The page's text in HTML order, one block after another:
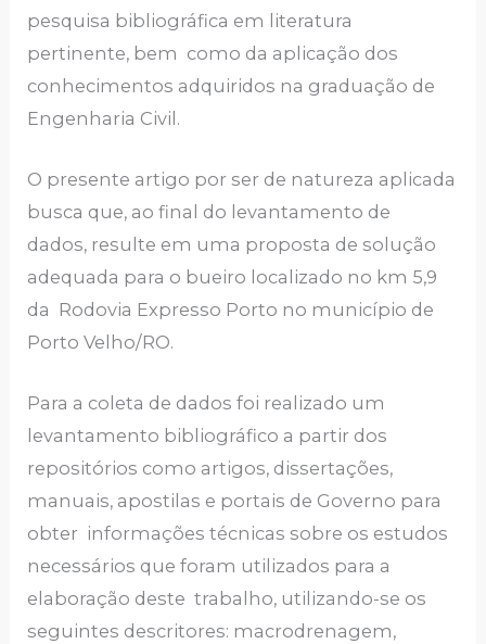
pesquisa bibliográfica em literatura
pertinente, bem como da aplicação dos
conhecimentos adquiridos na graduação de
Engenharia Civil.
O presente artigo por ser de natureza aplicada
busca que, ao final do levantamento de
dados, resulte em uma proposta de solução
adequada para o bueiro localizado no km 5,9
da Rodovia Expresso Porto no município de
Porto Velho/RO.
Para a coleta de dados foi realizado um
levantamento bibliográfico a partir dos
repositórios como artigos, dissertações,
manuais, apostilas e portais de Governo para
obter informações técnicas sobre os estudos
necessários que foram utilizados para a
elaboração deste trabalho, utilizando-se os
seguintes descritores: macrodrenagem,